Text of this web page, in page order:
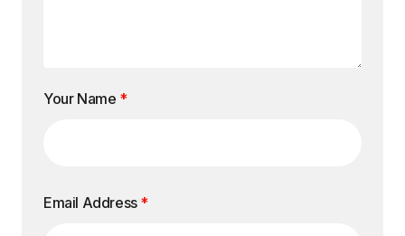
Your Name *
Email Address *